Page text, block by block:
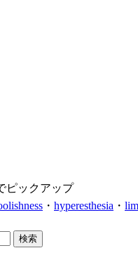
ピックアップ
・ hyperesthesia ・